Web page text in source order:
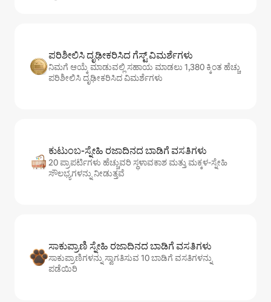
ಪರಿಶೀಲಿಸಿ ದೃಢೀಕರಿಸಿದ ಗೆಸ್ಟ್ ವಿಮರ್ಶೆಗಳು
ನಿಮಗೆ ಆಯ್ಕೆ ಮಾಡುವಲ್ಲಿ ಸಹಾಯ ಮಾಡಲು 1,380 ಕ್ಕಿಂತ ಹೆಚ್ಚು
ಪರಿಶೀಲಿಸಿ ದೃಢೀಕರಿಸಿದ ವಿಮರ್ಶೆಗಳು
ಕುಟುಂಬ-ಸ್ನೇಹಿ ರಜಾದಿನದ ಬಾಡಿಗೆ ವಸತಿಗಳು
20 ಪ್ರಾಪರ್ಟಿಗಳು ಹೆಚ್ಚುವರಿ ಸ್ಥಳಾವಕಾಶ ಮತ್ತು ಮಕ್ಕಳ-ಸ್ನೇಹಿ
ಸೌಲಭ್ಯಗಳನ್ನು ನೀಡುತ್ತವೆ
ಸಾಕುಪ್ರಾಣಿ ಸ್ನೇಹಿ ರಜಾದಿನದ ಬಾಡಿಗೆ ವಸತಿಗಳು
ಸಾಕುಪ್ರಾಣಿಗಳನ್ನು ಸ್ವಾಗತಿಸುವ 10 ಬಾಡಿಗೆ ವಸತಿಗಳನ್ನು
ಪಡೆಯಿರಿ